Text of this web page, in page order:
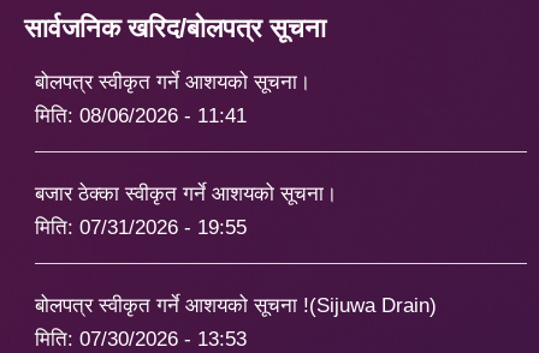
सार्वजनिक खरिद/बोलपत्र सूचना
बोलपत्र स्वीकृत गर्ने आशयको सूचना।
मिति: 08/06/2026 - 11:41
बजार ठेक्का स्वीकृत गर्ने आशयको सूचना।
मिति: 07/31/2026 - 19:55
बोलपत्र स्वीकृत गर्ने आशयको सूचना !(Sijuwa Drain)
मिति: 07/30/2026 - 13:53